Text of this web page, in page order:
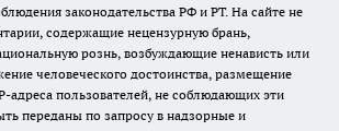
законодательства РФ и РТ. На сайте не
содержащие нецензурную брань,
рознь, возбуждающие ненависть или
человеческого достоинства, размещение
адреса пользователей, не соблюдающих эти
переданы по запросу в надзорные и